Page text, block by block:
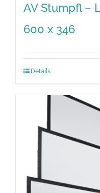
AV Stumpfl –
600 x 346
Details